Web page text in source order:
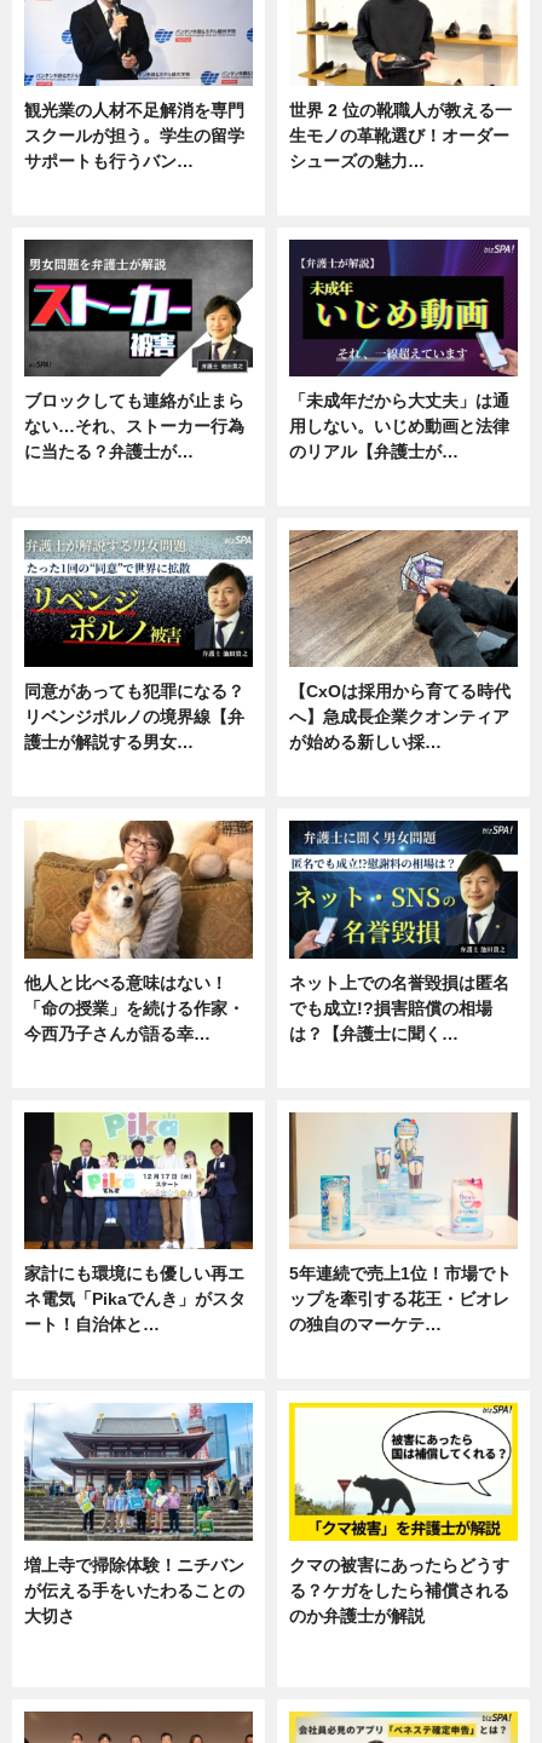
観光業の人材不足解消を専門
スクールが担う。学生の留学
サポートも行うバン…
世界 2 位の靴職人が教える一
生モノの革靴選び！オーダー
シューズの魅力…
ブロックしても連絡が止まら
ない…それ、ストーカー行為
に当たる？弁護士が…
「未成年だから大丈夫」は通
用しない。いじめ動画と法律
のリアル【弁護士が…
同意があっても犯罪になる？
リベンジポルノの境界線【弁
護士が解説する男女…
【CxOは採用から育てる時代
へ】急成長企業クオンティア
が始める新しい採…
他人と比べる意味はない！
「命の授業」を続ける作家・
今西乃子さんが語る幸…
ネット上での名誉毀損は匿名
でも成立!?損害賠償の相場
は？【弁護士に聞く…
家計にも環境にも優しい再エ
ネ電気「Pikaでんき」がスタ
ート！自治体と…
5年連続で売上1位！市場でト
ップを牽引する花王・ビオレ
の独自のマーケテ…
増上寺で掃除体験！ニチバン
が伝える手をいたわることの
大切さ
クマの被害にあったらどうす
る？ケガをしたら補償される
のか弁護士が解説